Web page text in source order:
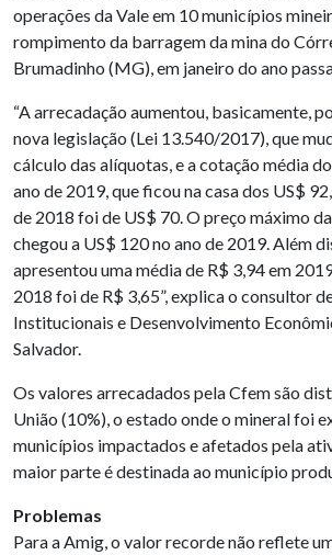
operações da Vale em 10 municípios
rompimento da barragem da mina do
Brumadinho (MG), em janeiro do ano
“A arrecadação aumentou, basicamente,
nova legislação (Lei 13.540/2017), que
cálculo das alíquotas, e a cotação média
ano de 2019, que ficou na casa dos US$
de 2018 foi de US$ 70. O preço máximo
chegou a US$ 120 no ano de 2019. Além
apresentou uma média de R$ 3,94 em
2018 foi de R$ 3,65”, explica o consultor
Institucionais e Desenvolvimento
Salvador.
Os valores arrecadados pela Cfem são
União (10%), o estado onde o mineral foi
municípios impactados e afetados pela
maior parte é destinada ao município
Problemas
Para a Amig, o valor recorde não reflete